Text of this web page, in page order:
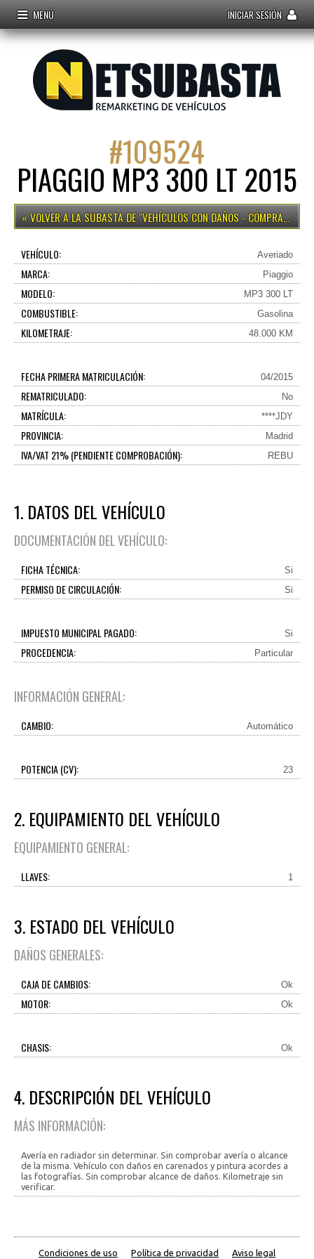
MENÚ INICIAR SESIÓN
#109524
PIAGGIO MP3 300 LT 2015
VEHÍCULOS CON DAÑOS - CÓMPRALO YA
VEHÍCULO: Averiado
MARCA: Piaggio
MODELO: MP3 300 LT
COMBUSTIBLE: Gasolina
KILOMETRAJE: 48.000 KM
FECHA PRIMERA MATRICULACIÓN: 04/2015
REMATRICULADO: No
MATRÍCULA: ****JDY
PROVINCIA: Madrid
IVA/VAT 21% (PENDIENTE COMPROBACIÓN): REBU
1. DATOS DEL VEHÍCULO
DOCUMENTACIÓN DEL VEHÍCULO:
FICHA TÉCNICA: Si
PERMISO DE CIRCULACIÓN: Si
IMPUESTO MUNICIPAL PAGADO: Si
PROCEDENCIA: Particular
INFORMACIÓN GENERAL:
CAMBIO: Automático
POTENCIA (CV): 23
2. EQUIPAMIENTO DEL VEHÍCULO
EQUIPAMIENTO GENERAL:
LLAVES: 1
3. ESTADO DEL VEHÍCULO
DAÑOS GENERALES:
CAJA DE CAMBIOS: Ok
MOTOR: Ok
CHASIS: Ok
4. DESCRIPCIÓN DEL VEHÍCULO
MÁS INFORMACIÓN:
Avería en radiador sin determinar. Sin comprobar avería o alcance
de la misma. Vehículo con daños en carenados y pintura acordes a
las fotografías. Sin comprobar alcance de daños. Kilometraje sin
verificar.
Condiciones de uso Política de privacidad Aviso legal